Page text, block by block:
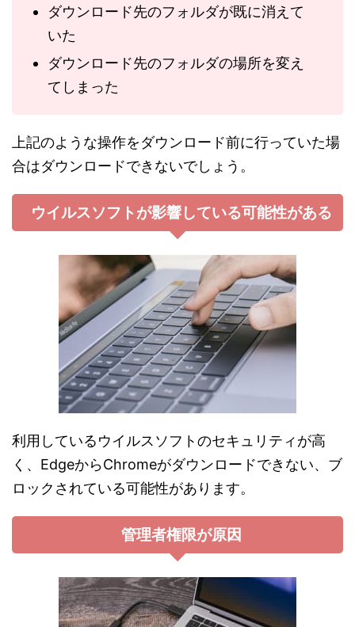
ダウンロード先のフォルダが既に消えて
いた
ダウンロード先のフォルダの場所を変え
てしまった
上記のような操作をダウンロード前に行っていた場
合はダウンロードできないでしょう。
ウイルスソフトが影響している可能性がある
利用しているウイルスソフトのセキュリティが高
く、EdgeからChromeがダウンロードできない、ブ
ロックされている可能性があります。
管理者権限が原因